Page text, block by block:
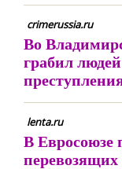
crimerussia.ru
Во
грабил
lenta.ru
В Евросоюзе